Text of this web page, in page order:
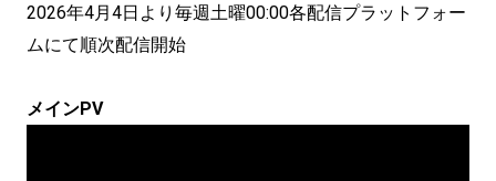
2026年4月4日より毎週土曜00:00各配信プラットフォー
ムにて順次配信開始
メインPV